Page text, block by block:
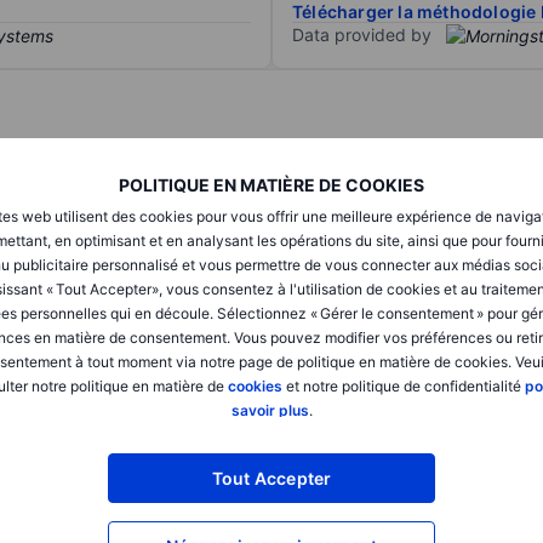
POLITIQUE EN MATIÈRE DE COOKIES
web utilisent des cookies pour vous offrir une meilleure expérience de
en optimisant et en analysant les opérations du site, ainsi que pour
publicitaire personnalisé et vous permettre de vous connecter aux médias
« Tout Accepter», vous consentez à l'utilisation de cookies et au
personnelles qui en découle. Sélectionnez « Gérer le consentement » pour
en matière de consentement. Vous pouvez modifier vos préférences ou
à tout moment via notre page de politique en matière de cookies.
notre politique en matière de cookies et notre politique de confidentialité
savoir plus.
Tout Accepter
Télécharger la méthodologie
Data provided by
XXXXXXX XXXXXXX
XXXXXXX XXXXXXX
XXXXXXX XXXXXXX
XXXXXXX